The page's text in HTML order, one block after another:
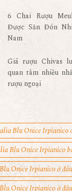
6 Chai Rượu
Được Săn Đón
Nam
Giá rượu Chivas
quan tâm nhiều
rượu ngoại
Blu Onice Irpianico
Blu Onice Irpianico
Onice Irpianico ở
Onice Irpianico ở